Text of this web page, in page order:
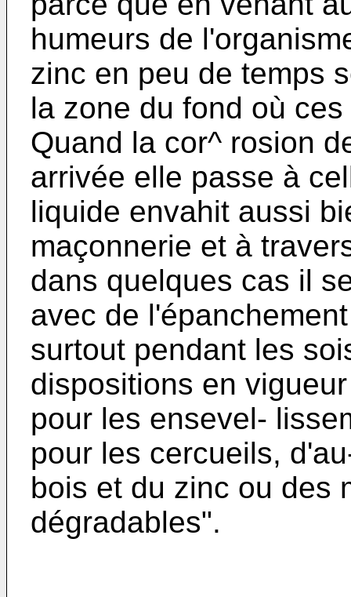
humeurs de
zinc en peu de temps
la zone du fond où
Quand la cor^ rosion
arrivée elle passe à
liquide envahit aussi
maçonnerie et à
dans quelques cas il
avec de
surtout pendant les
dispositions en
pour les ensevel-
pour les cercueils,
bois et du zinc ou des
dégradables".